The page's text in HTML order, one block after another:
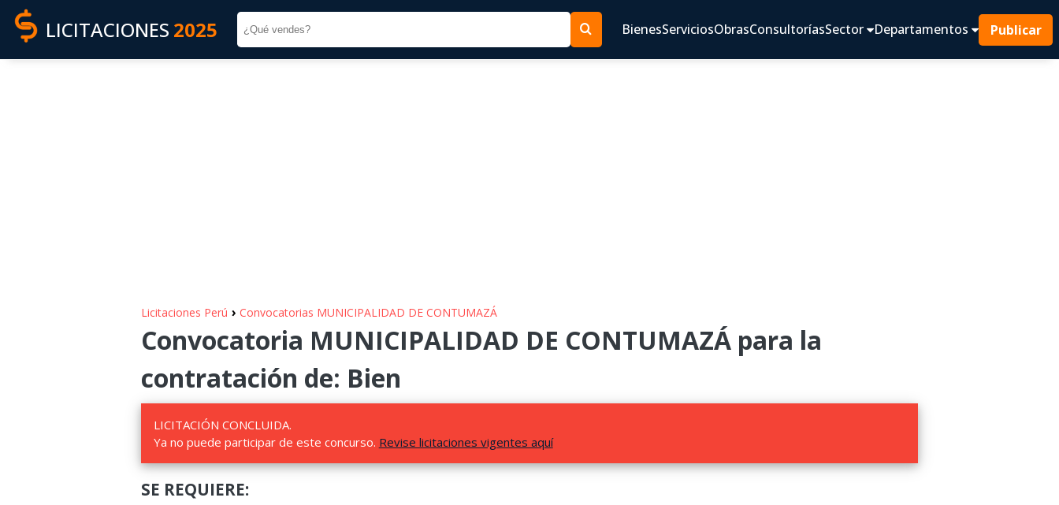
LICITACIONES 2025 BienesServiciosObrasConsultoríasSector Departamentos Publicar
Licitaciones Perú › Convocatorias MUNICIPALIDAD DE CONTUMAZÁ
Convocatoria MUNICIPALIDAD DE CONTUMAZÁ para la
contratación de: Bien
LICITACIÓN CONCLUIDA.
Ya no puede participar de este concurso. Revise licitaciones vigentes aquí
SE REQUIERE: